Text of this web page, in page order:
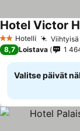
2 Tähtiluokitus
Hotelli
Hotel Victor
8,7 Loistava 1
Valitse päivät